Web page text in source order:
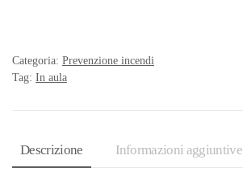
Categoria: Prevenzione incendi
Tag: In aula
Descrizione Informazioni aggiuntive